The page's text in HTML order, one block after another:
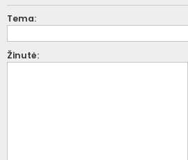
Tema:
Žinutė: